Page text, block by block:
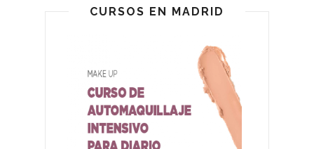
CURSOS EN MADRID